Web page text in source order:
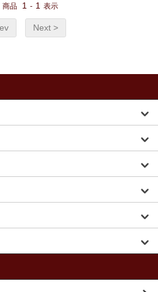
商品 1 - 1 表示
Next >